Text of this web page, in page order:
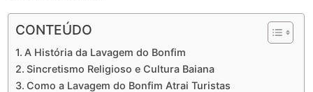
CONTEÚDO
A História da Lavagem do Bonfim
Sincretismo Religioso e Cultura Baiana
Como a Lavagem do Bonfim Atrai Turistas